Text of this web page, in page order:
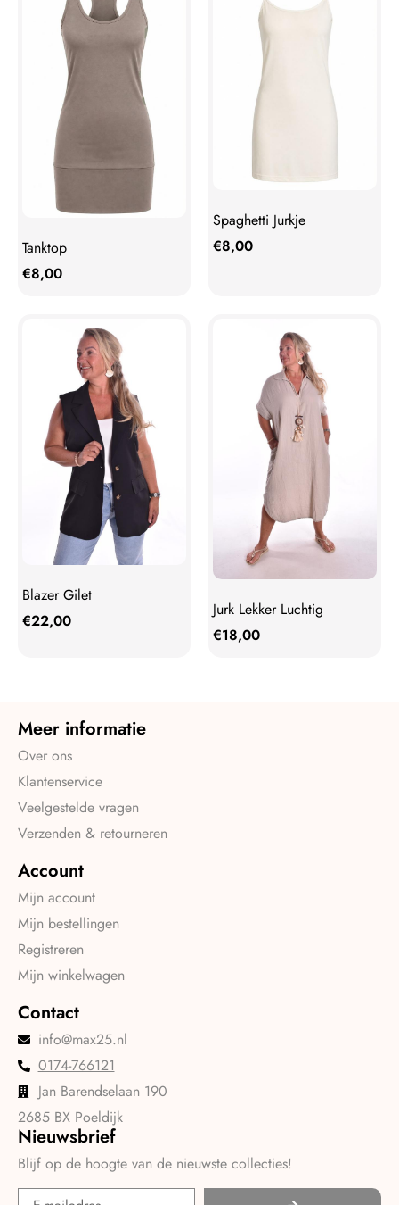
Tanktop
€8,00
Spaghetti Jurkje
€8,00
Blazer Gilet
€22,00
Jurk Lekker Luchtig
€18,00
Meer informatie
Over ons
Klantenservice
Veelgestelde vragen
Verzenden & retourneren
Account
Mijn account
Mijn bestellingen
Registreren
Mijn winkelwagen
Contact
info@max25.nl
0174-766121
Jan Barendselaan 190
2685 BX Poeldijk
Nieuwsbrief
Blijf op de hoogte van de nieuwste collecties!